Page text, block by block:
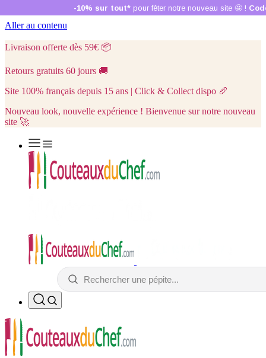
Aller au contenu
Livraison offerte dès 59€ 📦
Retours gratuits 60 jours 🚚
Site 100% français depuis 15 ans | Click & Collect dispo 🥖
Nouveau look, nouvelle expérience ! Bienvenue sur notre nouveau
site 🚀